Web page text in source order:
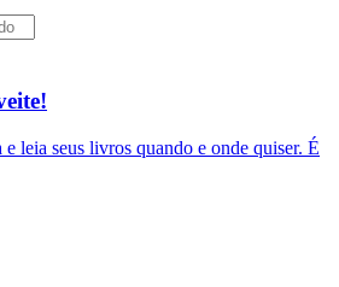
leia seus livros quando e onde quiser. É